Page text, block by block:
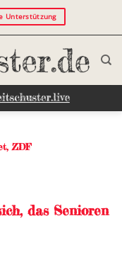
Unterstützung
, ZDF
das Senioren